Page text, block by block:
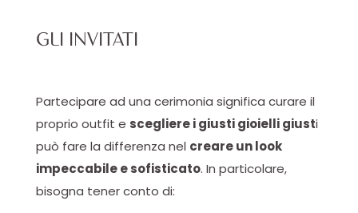
GLI INVITATI
Partecipare ad una cerimonia significa curare il
proprio outfit e scegliere i giusti gioielli giusti
può fare la differenza nel creare un look
impeccabile e sofisticato. In particolare,
bisogna tener conto di: